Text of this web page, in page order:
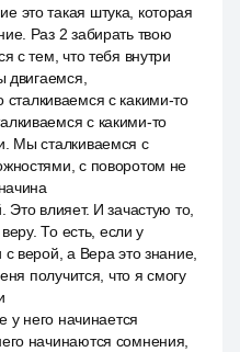
это такая штука, которая
Раз 2 забирать твою
с тем, что тебя внутри
двигаемся,
с какими-то
с какими-то
Мы сталкиваемся с
с поворотом не
влияет. И зачастую то,
То есть, если у
верой, а Вера это знание,
получится, что я смогу
у него начинается
начинаются сомнения,